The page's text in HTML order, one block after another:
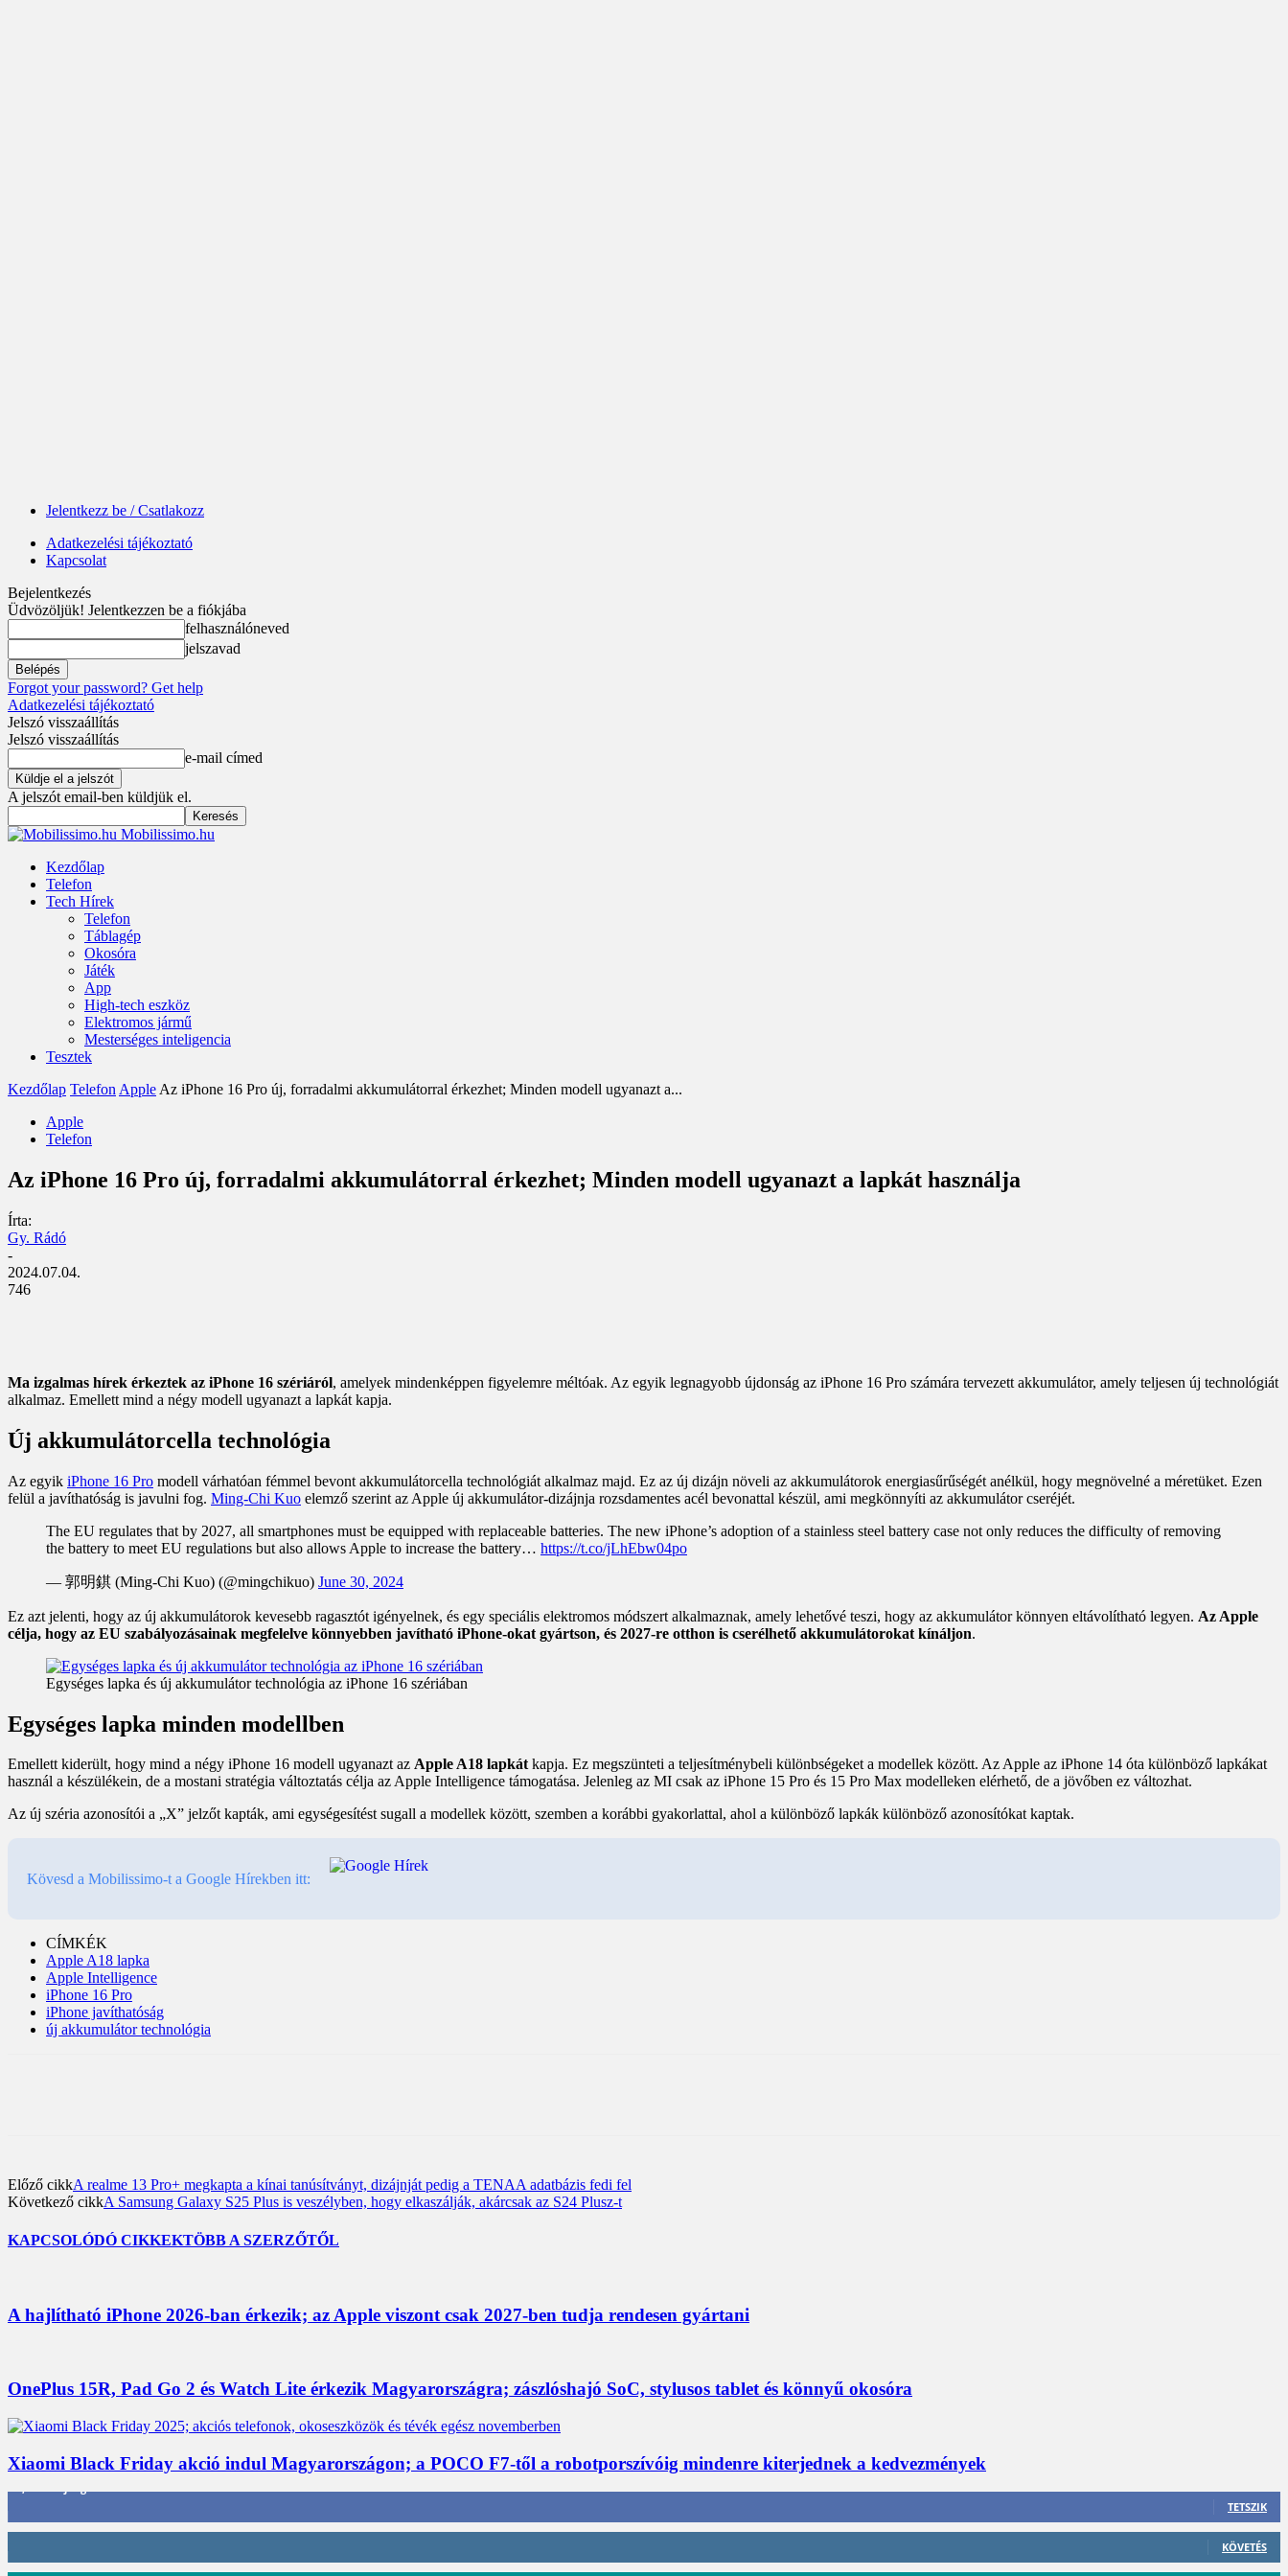
Jelentkezz be / Csatlakozz
Adatkezelési tájékoztató
Kapcsolat
Bejelentkezés
Üdvözöljük! Jelentkezzen be a fiókjába
felhasználóneved
jelszavad
Forgot your password? Get help
Adatkezelési tájékoztató
Jelszó visszaállítás
Jelszó visszaállítás
e-mail címed
A jelszót email-ben küldjük el.
Mobilissimo.hu
Kezdőlap
Telefon
Tech Hírek
Telefon
Táblagép
Okosóra
Játék
App
High-tech eszköz
Elektromos jármű
Mesterséges inteligencia
Tesztek
Kezdőlap Telefon Apple Az iPhone 16 Pro új, forradalmi akkumulátorral érkezhet; Minden modell ugyanazt a...
Apple
Telefon
Az iPhone 16 Pro új, forradalmi akkumulátorral érkezhet; Minden modell ugyanazt a lapkát használja
Írta:
Gy. Rádó
-
2024.07.04.
746
Ma izgalmas hírek érkeztek az iPhone 16 szériáról, amelyek mindenképpen figyelemre méltóak. Az egyik legnagyobb újdonság az iPhone 16 Pro számára tervezett akkumulátor, amely teljesen új technológiát
alkalmaz. Emellett mind a négy modell ugyanazt a lapkát kapja.
Új akkumulátorcella technológia
Az egyik iPhone 16 Pro modell várhatóan fémmel bevont akkumulátorcella technológiát alkalmaz majd. Ez az új dizájn növeli az akkumulátorok energiasűrűségét anélkül, hogy megnövelné a méretüket. Ezen
felül a javíthatóság is javulni fog. Ming-Chi Kuo elemző szerint az Apple új akkumulátor-dizájnja rozsdamentes acél bevonattal készül, ami megkönnyíti az akkumulátor cseréjét.
The EU regulates that by 2027, all smartphones must be equipped with replaceable batteries. The new iPhone’s adoption of a stainless steel battery case not only reduces the difficulty of removing
the battery to meet EU regulations but also allows Apple to increase the battery… https://t.co/jLhEbw04po
— 郭明錤 (Ming-Chi Kuo) (@mingchikuo) June 30, 2024
Ez azt jelenti, hogy az új akkumulátorok kevesebb ragasztót igényelnek, és egy speciális elektromos módszert alkalmaznak, amely lehetővé teszi, hogy az akkumulátor könnyen eltávolítható legyen. Az Apple
célja, hogy az EU szabályozásainak megfelelve könnyebben javítható iPhone-okat gyártson, és 2027-re otthon is cserélhető akkumulátorokat kínáljon.
Egységes lapka és új akkumulátor technológia az iPhone 16 szériában
Egységes lapka minden modellben
Emellett kiderült, hogy mind a négy iPhone 16 modell ugyanazt az Apple A18 lapkátkapja. Ez megszünteti a teljesítménybeli különbségeket a modellek között. Az Apple az iPhone 14 óta különböző lapkákat
használ a készülékein, de a mostani stratégia változtatás célja az Apple Intelligence támogatása. Jelenleg az MI csak az iPhone 15 Pro és 15 Pro Max modelleken elérhető, de a jövőben ez változhat.
Az új széria azonosítói a „X” jelzőt kapták, ami egységesítést sugall a modellek között, szemben a korábbi gyakorlattal, ahol a különböző lapkák különböző azonosítókat kaptak.
Kövesd a Mobilissimo-t a Google Hírekben itt:
CÍMKÉK
Apple A18 lapka
Apple Intelligence
iPhone 16 Pro
iPhone javíthatóság
új akkumulátor technológia
Előző cikkA realme 13 Pro+ megkapta a kínai tanúsítványt, dizájnját pedig a TENAA adatbázis fedi fel
Következő cikkA Samsung Galaxy S25 Plus is veszélyben, hogy elkaszálják, akárcsak az S24 Plusz-t
KAPCSOLÓDÓ CIKKEKTÖBB A SZERZŐTŐL
A hajlítható iPhone 2026-ban érkezik; az Apple viszont csak 2027-ben tudja rendesen gyártani
OnePlus 15R, Pad Go 2 és Watch Lite érkezik Magyarországra; zászlóshajó SoC, stylusos tablet és könnyű okosóra
Xiaomi Black Friday akció indul Magyarországon; a POCO F7-től a robotporszívóig mindenre kiterjednek a kedvezmények
TETSZIK
KÖVETÉS